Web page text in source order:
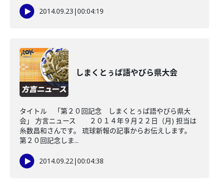
2014.09.23 |00:04:19
しまくとぅば語やびら県大会
タイトル 「第２０回記念 しまくとぅば語やびら県大
会」 方言ニュース ２０１４年９月２２日（月) 担当は
糸数昌和さんです。 琉球新報の記事からお伝えします。
第２０回記念しま...
2014.09.22|00:04:38